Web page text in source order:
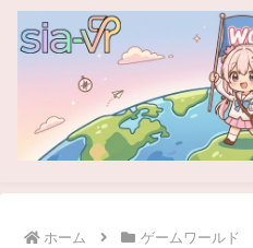
ホーム ゲームワールド